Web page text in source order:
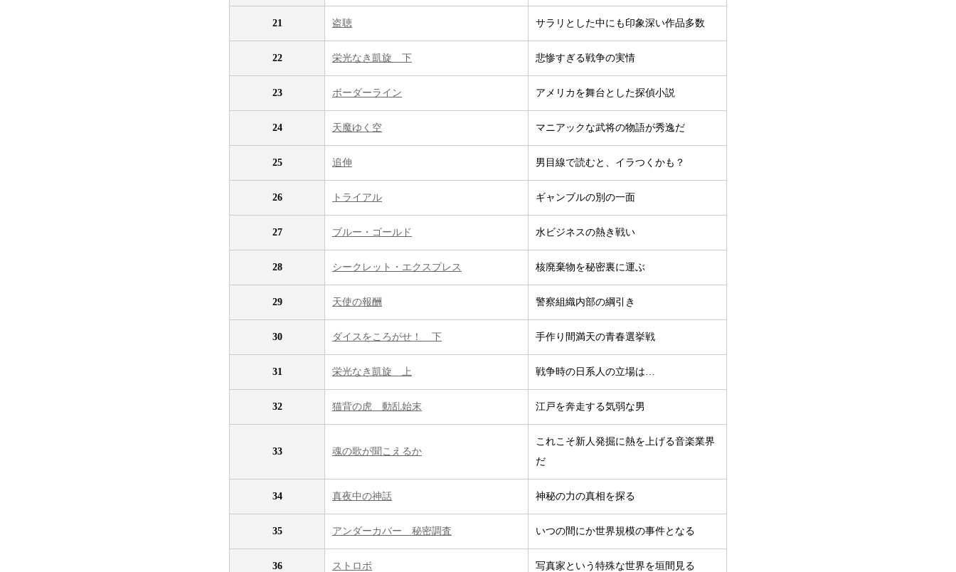
21 盗聴 サラリとした中にも印象深い作品多数
22 栄光なき凱旋 下 悲惨すぎる戦争の実情
23 ボーダーライン アメリカを舞台とした探偵小説
24 天魔ゆく空 マニアックな武将の物語が秀逸だ
25 追伸 男目線で読むと、イラつくかも？
26 トライアル ギャンブルの別の一面
27 ブルー・ゴールド 水ビジネスの熱き戦い
28 シークレット・エクスプレス 核廃棄物を秘密裏に運ぶ
29 天使の報酬 警察組織内部の綱引き
30 ダイスをころがせ！ 下 手作り間満天の青春選挙戦
31 栄光なき凱旋 上 戦争時の日系人の立場は…
32 猫背の虎 動乱始末 江戸を奔走する気弱な男
33 魂の歌が聞こえるか
これこそ新人発掘に熱を上げる音楽業界
だ
34 真夜中の神話 神秘の力の真相を探る
35 アンダーカバー 秘密調査 いつの間にか世界規模の事件となる
36 ストロボ 写真家という特殊な世界を垣間見る